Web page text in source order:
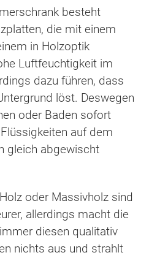
besteht
die mit einem
in Holzoptik
Luftfeuchtigkeit im
dazu führen, dass
löst. Deswegen
oder Baden sofort
auf dem
gleich abgewischt
oder Massivholz sind
allerdings macht die
diesen qualitativ
nichts aus und strahlt